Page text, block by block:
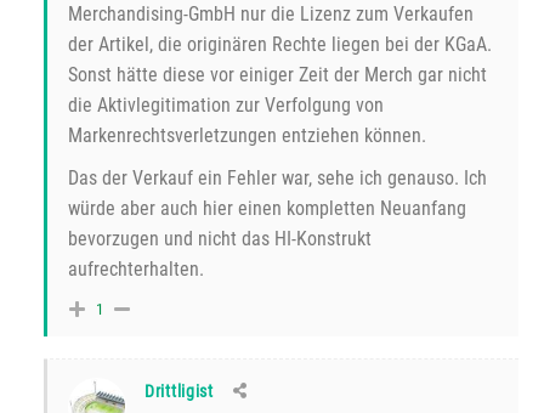
Merchandising-GmbH nur die Lizenz zum Verkaufen
der Artikel, die originären Rechte liegen bei der KGaA.
Sonst hätte diese vor einiger Zeit der Merch gar nicht
die Aktivlegitimation zur Verfolgung von
Markenrechtsverletzungen entziehen können.
Das der Verkauf ein Fehler war, sehe ich genauso. Ich
würde aber auch hier einen kompletten Neuanfang
bevorzugen und nicht das HI-Konstrukt
aufrechterhalten.
1
Drittligist